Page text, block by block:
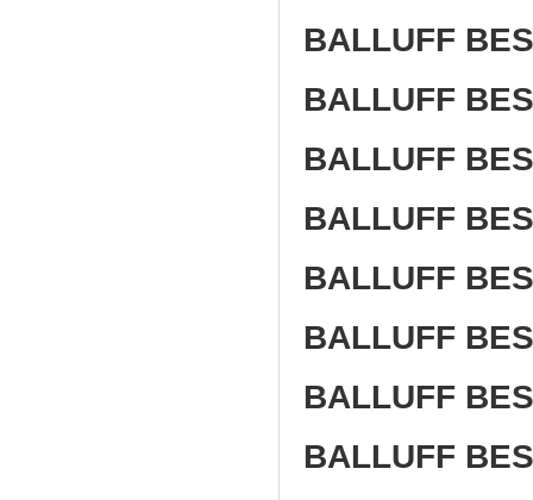
BALLUFF
BALLUFF
BALLUFF
BALLUFF
BALLUFF
BALLUFF
BALLUFF
BALLUFF